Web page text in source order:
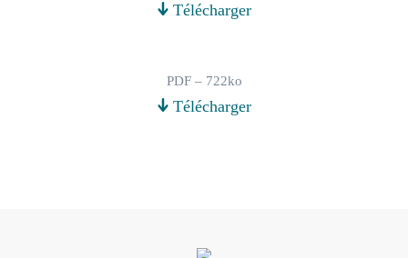
Télécharger
PDF – 722ko
Télécharger